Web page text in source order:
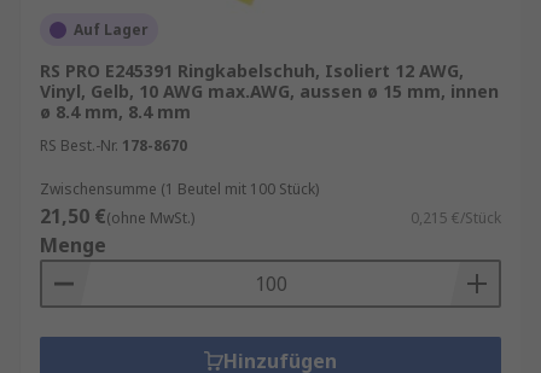
Auf Lager
RS PRO E245391 Ringkabelschuh, Isoliert 12 AWG,
Vinyl, Gelb, 10 AWG max.AWG, aussen ø 15 mm, innen
ø 8.4 mm, 8.4 mm
RS Best.-Nr. 178-8670
Zwischensumme (1 Beutel mit 100 Stück)
21,50 €(ohne MwSt.) 0,215 €/Stück
Menge
Hinzufügen